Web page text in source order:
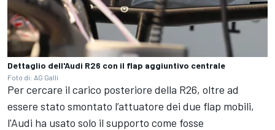
Dettaglio dell'Audi R26 con il flap aggiuntivo centrale
Foto di: AG Galli
Per cercare il carico posteriore della R26, oltre ad
essere stato smontato l’attuatore dei due flap mobili,
l'Audi ha usato solo il supporto come fosse